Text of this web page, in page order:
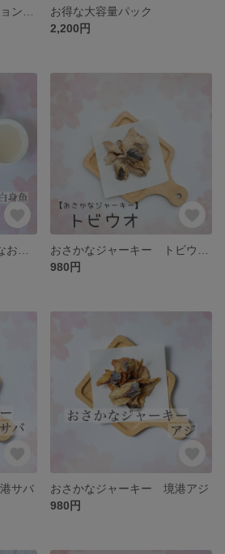
お得な大容量パック
2,200円
980円
サバ
おさかなジャーキー 境港アジ
980円